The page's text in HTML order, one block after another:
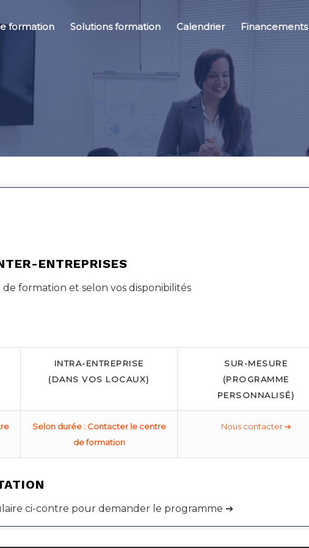
formation Solutions formation Calendrier Financements
ENTREPRISES
formation et selon vos disponibilités
INTRA-ENTREPRISE
(DANS VOS LOCAUX)
SUR-MESURE
(PROGRAMME
PERSONNALISÉ)
Selon durée : Contacter le centre
de formation
Nous contacter ➔
ci-contre pour demander le programme ➔